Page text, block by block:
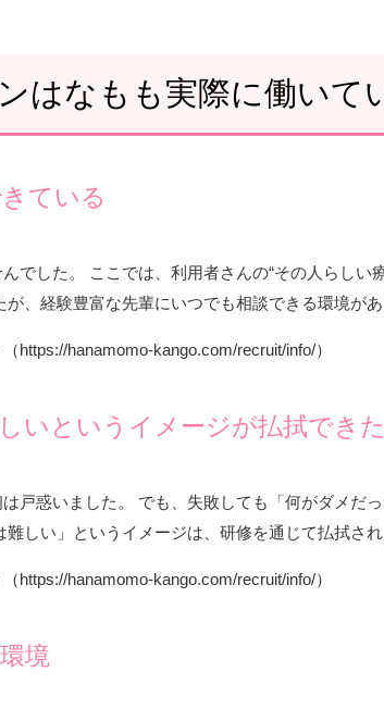
はなもも実際に働いて
ている
でした。 ここでは、利用者さんの“その人らしい
、経験豊富な先輩にいつでも相談できる環境が
https://hanamomo-kango.com/recruit/info/）
いというイメージが払拭できた
戸惑いました。 でも、失敗しても「何がダメだ
しい」というイメージは、研修を通じて払拭され
https://hanamomo-kango.com/recruit/info/）
境